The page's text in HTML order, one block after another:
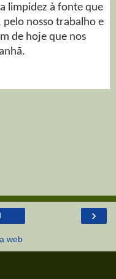
limpidez à fonte que
nosso trabalho e
de hoje que nos
›
web